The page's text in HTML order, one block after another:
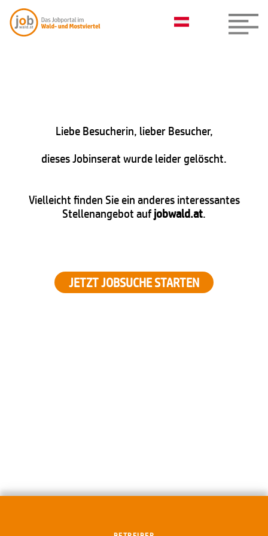
Liebe Besucherin, lieber Besucher,
dieses Jobinserat wurde leider gelöscht.
Vielleicht finden Sie ein anderes interessantes
Stellenangebot aufjobwald.at.
JETZT JOBSUCHE STARTEN